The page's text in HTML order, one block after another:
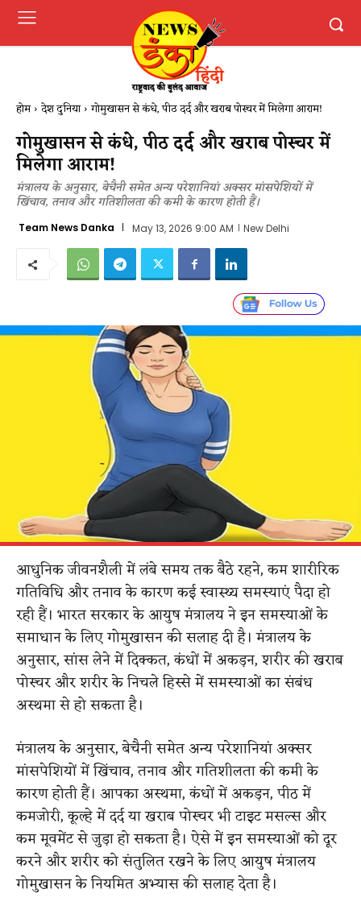
होम देश दुनिया गोमुखासन से कंधे, पीठ दर्द और खराब पोस्चर में मिलेगा आराम!
गोमुखासन से कंधे, पीठ दर्द और खराब पोस्चर में
मिलेगा आराम!
मंत्रालय के अनुसार, बेचैनी समेत अन्य परेशानियां अक्सर मांसपेशियों में
खिंचाव, तनाव और गतिशीलता की कमी के कारण होती हैं।
Team News Danka May 13, 2026 9:00 AM New Delhi
आधुनिक जीवनशैली में लंबे समय तक बैठे रहने, कम शारीरिक
गतिविधि और तनाव के कारण कई स्वास्थ्य समस्याएं पैदा हो
रही हैं। भारत सरकार के आयुष मंत्रालय ने इन समस्याओं के
समाधान के लिए गोमुखासन की सलाह दी है। मंत्रालय के
अनुसार, सांस लेने में दिक्कत, कंधों में अकड़न, शरीर की खराब
पोस्चर और शरीर के निचले हिस्से में समस्याओं का संबंध
अस्थमा से हो सकता है।
मंत्रालय के अनुसार, बेचैनी समेत अन्य परेशानियां अक्सर
मांसपेशियों में खिंचाव, तनाव और गतिशीलता की कमी के
कारण होती हैं। आपका अस्थमा, कंधों में अकड़न, पीठ में
कमजोरी, कूल्हे में दर्द या खराब पोस्चर भी टाइट मसल्स और
कम मूवमेंट से जुड़ा हो सकता है। ऐसे में इन समस्याओं को दूर
करने और शरीर को संतुलित रखने के लिए आयुष मंत्रालय
गोमुखासन के नियमित अभ्यास की सलाह देता है।